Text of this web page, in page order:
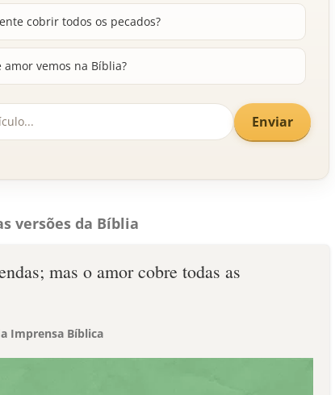
cobrir todos os pecados?
vemos na Bíblia?
Enviar
versões da Bíblia
mas o amor cobre todas as
Imprensa Bíblica